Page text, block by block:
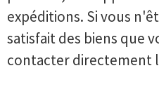
expéditions. Si vous
satisfait des biens que
contacter directement